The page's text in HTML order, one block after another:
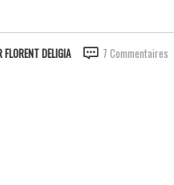
FLORENT DELIGIA 7 Commentaires